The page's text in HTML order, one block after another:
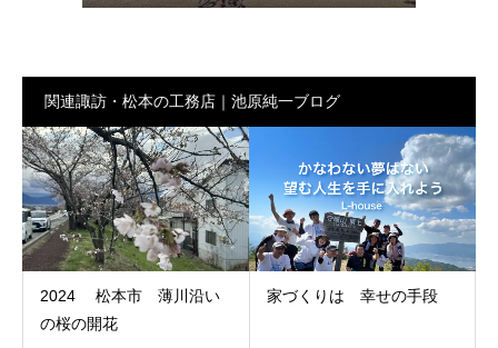
関連諏訪・松本の工務店｜池原純一ブログ
2024 松本市 薄川沿い
の桜の開花
家づくりは 幸せの手段